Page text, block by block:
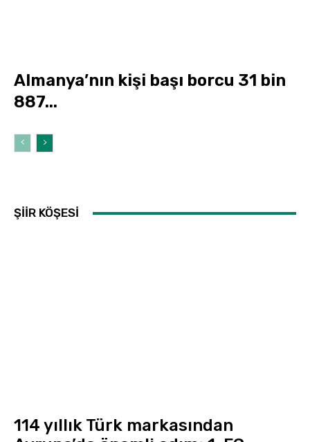
Almanya’nın kişi başı borcu 31 bin
887...
ŞİİR KÖŞESİ
114 yıllık Türk markasından